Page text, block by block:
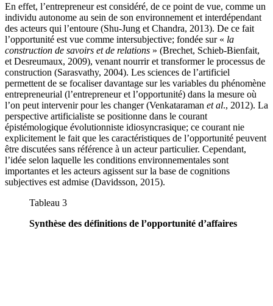
En effet, l’entrepreneur est considéré, de ce point de vue, comme un
individu autonome au sein de son environnement et interdépendant
des acteurs qui l’entoure (Shu-Jung et Chandra, 2013). De ce fait
l’opportunité est vue comme intersubjective; fondée sur « la
construction de savoirs et de relations » (Brechet, Schieb-Bienfait,
et Desreumaux, 2009), venant nourrir et transformer le processus de
construction (Sarasvathy, 2004). Les sciences de l’artificiel
permettent de se focaliser davantage sur les variables du phénomène
entrepreneurial (l’entrepreneur et l’opportunité) dans la mesure où
l’on peut intervenir pour les changer (Venkataraman et al., 2012). La
perspective artificialiste se positionne dans le courant
épistémologique évolutionniste idiosyncrasique; ce courant nie
explicitement le fait que les caractéristiques de l’opportunité peuvent
être discutées sans référence à un acteur particulier. Cependant,
l’idée selon laquelle les conditions environnementales sont
importantes et les acteurs agissent sur la base de cognitions
subjectives est admise (Davidsson, 2015).
Tableau 3
Synthèse des définitions de l’opportunité d’affaires